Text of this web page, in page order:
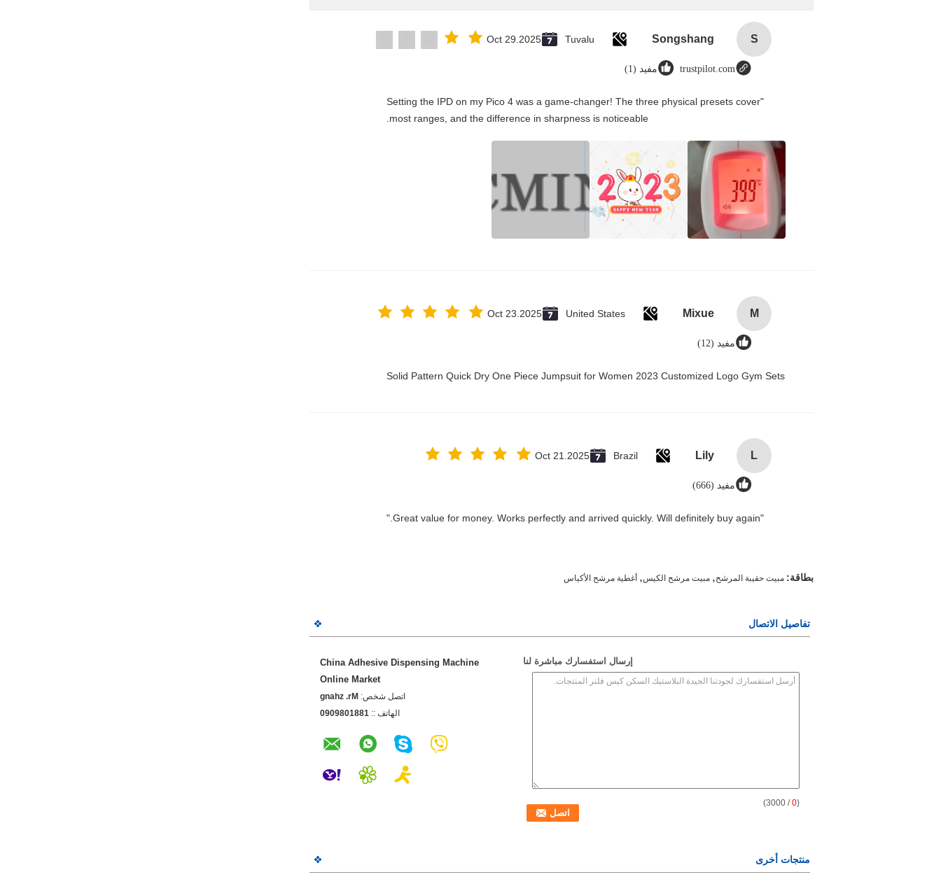
S
Songshang
Tuvalu
Oct 29.2025
trustpilot.com مفيد (1)
"Setting the IPD on my Pico 4 was a game-changer! The three physical presets cover
most ranges, and the difference in sharpness is noticeable.
M
Mixue
United States
Oct 23.2025
مفيد (12)
Solid Pattern Quick Dry One Piece Jumpsuit for Women 2023 Customized Logo Gym Sets
L
Lily
Brazil
Oct 21.2025
مفيد (666)
"Great value for money. Works perfectly and arrived quickly. Will definitely buy again."
بطاقة: مبيت حقيبة المرشح, مبيت مرشح الكيس, أغطية مرشح الأكياس
تفاصيل الاتصال
China Adhesive Dispensing Machine
Online Market
اتصل شخص: Mr. zhang
الهاتف :: 1881089090
إرسال استفسارك مباشرة لنا
(
0
/ 3000)
منتجات أخرى